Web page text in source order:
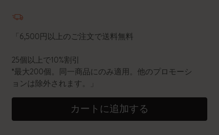
「6,500円以上のご注文で送料無料
25個以上で10%割引
*最大200個。同一商品にのみ適用。他のプロモーシ
ョンは除外されます。」
カートに追加する